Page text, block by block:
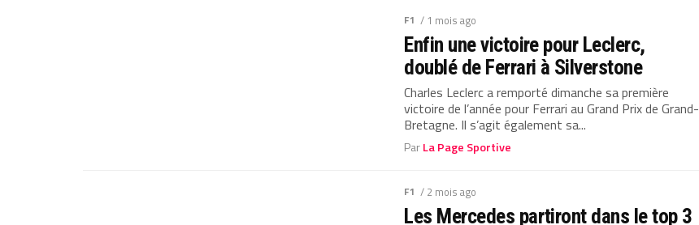
F1 / 1 mois ago
Enfin une victoire pour Leclerc,
doublé de Ferrari à Silverstone
Charles Leclerc a remporté dimanche sa première
victoire de l’année pour Ferrari au Grand Prix de Grand-
Bretagne. Il s’agit également sa...
ParLa Page Sportive
F1 / 2 mois ago
Les Mercedes partiront dans le top 3